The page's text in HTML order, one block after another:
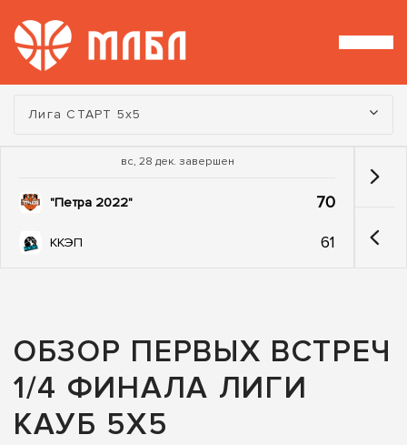
Турнир:
Лига СТАРТ 5х5
вс, 28 дек. завершен
"Петра 2022" 70
ККЭП 61
ОБЗОР ПЕРВЫХ ВСТРЕЧ
1/4 ФИНАЛА ЛИГИ
КАУБ 5Х5